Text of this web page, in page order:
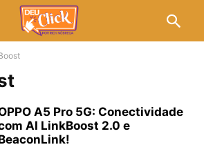
A5 Pro 5G: Conectividade
AI LinkBoost 2.0 e